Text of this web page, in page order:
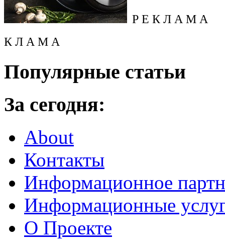
Р Е К Л А М А
К Л А М А
Популярные статьи
За сегодня:
About
Контакты
Информационное
Информационные
О Проекте